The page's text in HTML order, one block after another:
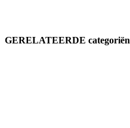
GERELATEERDE categoriën